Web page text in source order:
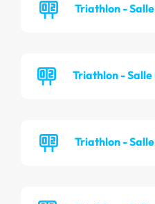
Triathlon - Salle
Triathlon - Salle
Triathlon -